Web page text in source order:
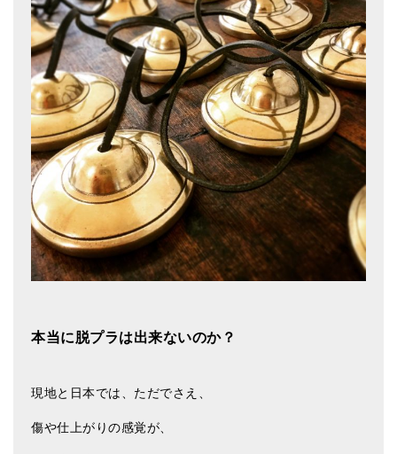
本当に脱プラは出来ないのか？
現地と日本では、ただでさえ、
傷や仕上がりの感覚が、